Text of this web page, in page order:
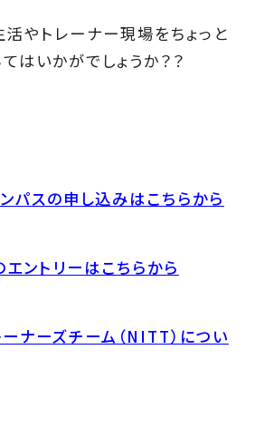
やトレーナー現場をちょっと
はいかがでしょうか？？
パスの申し込みはこちらから
ントリーはこちらから
ナーズチーム（NITT）につい